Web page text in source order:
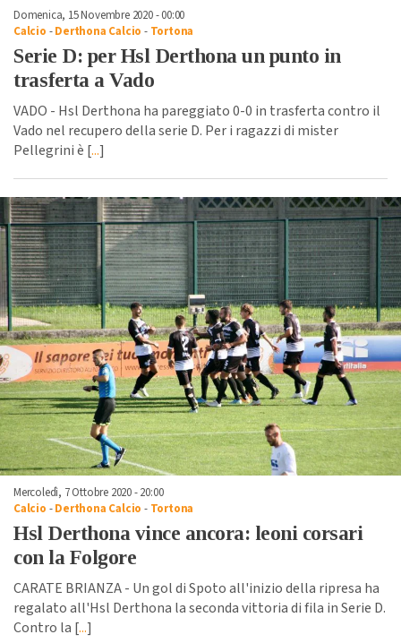
Domenica, 15 Novembre 2020 - 00:00
Calcio -Derthona Calcio - Tortona
Serie D: per Hsl Derthona un punto in
trasferta a Vado
VADO - Hsl Derthona ha pareggiato 0-0 in trasferta contro il
Vado nel recupero della serie D. Per i ragazzi di mister
Pellegrini è [...]
Mercoledì, 7 Ottobre 2020 - 20:00
Calcio -Derthona Calcio - Tortona
Hsl Derthona vince ancora: leoni corsari
con la Folgore
CARATE BRIANZA - Un gol di Spoto all'inizio della ripresa ha
regalato all'Hsl Derthona la seconda vittoria di fila in Serie D.
Contro la [...]